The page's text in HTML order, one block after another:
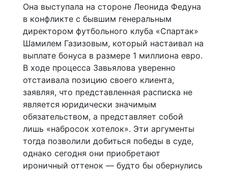
Она выступала на стороне Леонида Федуна
в конфликте с бывшим генеральным
директором футбольного клуба «Спартак»
Шамилем Газизовым, который настаивал на
выплате бонуса в размере 1 миллиона евро.
В ходе процесса Завьялова уверенно
отстаивала позицию своего клиента,
заявляя, что представленная расписка не
является юридически значимым
обязательством, а представляет собой
лишь «набросок хотелок». Эти аргументы
тогда позволили добиться победы в суде,
однако сегодня они приобретают
ироничный оттенок — будто бы обернулись